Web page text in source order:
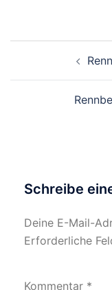
Schreibe
Deine E-Mail-
Erforderliche
Kommentar *